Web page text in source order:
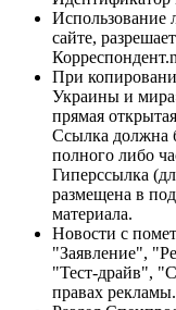
Использование
сайте,
При
Украины и
прямая
Ссылка должна
полного либо
Гиперссылка
размещена в
материала.
Новости с
"Заявление",
"Тест-драйв",
правах рекламы.